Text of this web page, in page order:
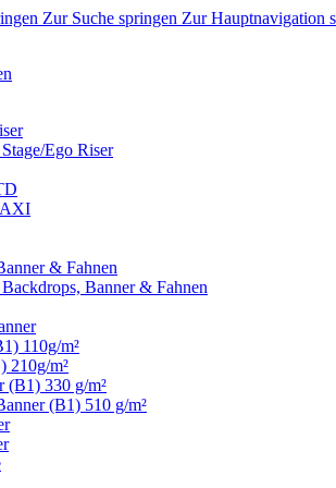
Zur Suche springen Zur Hauptnavigation
Ego Riser
& Fahnen
Banner & Fahnen
110g/m²
210g/m²
(B1) 330 g/m²
(B1) 510 g/m²